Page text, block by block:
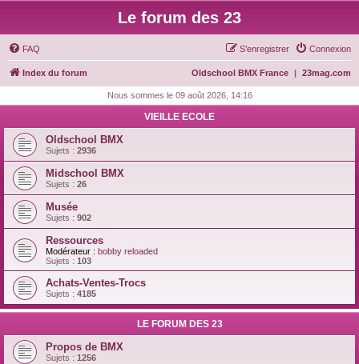
Le forum des 23
FAQ Connexion
S’enregistrer
Index du forum 23mag.com
|
Oldschool BMX France
Nous sommes le 09 août 2026, 14:16
VIEILLE ECOLE
Oldschool BMX
Sujets : 2936
Midschool BMX
Sujets : 26
Musée
Sujets : 902
Ressources
Modérateur : bobby reloaded
Sujets : 103
Achats-Ventes-Trocs
Sujets : 4185
LE FORUM DES 23
Propos de BMX
Sujets : 1256